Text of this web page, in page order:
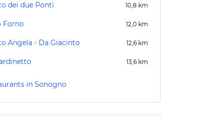
dei due Ponti 10,8 km
Forno 12,0 km
Angela - Da Giacinto 12,6 km
13,6 km
in Sonogno